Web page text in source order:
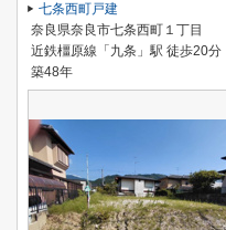
七条西町戸建
奈良県奈良市七条西町１丁目
近鉄橿原線「九条」駅 徒歩20分
築48年